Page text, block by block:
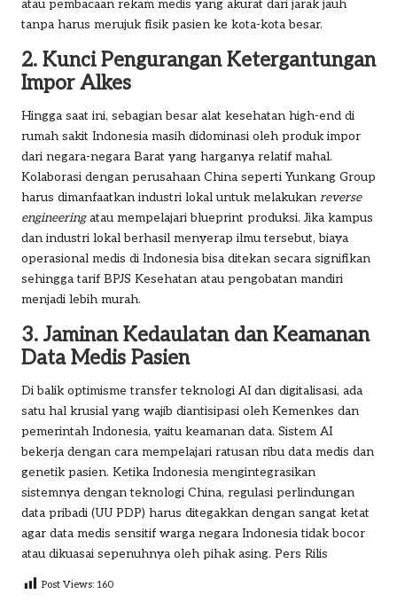
atau pembacaan rekam medis yang akurat dari jarak jauh
tanpa harus merujuk fisik pasien ke kota-kota besar.
2. Kunci Pengurangan Ketergantungan
Impor Alkes
Hingga saat ini, sebagian besar alat kesehatan high-end di
rumah sakit Indonesia masih didominasi oleh produk impor
dari negara-negara Barat yang harganya relatif mahal.
Kolaborasi dengan perusahaan China seperti Yunkang Group
harus dimanfaatkan industri lokal untuk melakukan reverse
engineeringatau mempelajari blueprint produksi. Jika kampus
dan industri lokal berhasil menyerap ilmu tersebut, biaya
operasional medis di Indonesia bisa ditekan secara signifikan
sehingga tarif BPJS Kesehatan atau pengobatan mandiri
menjadi lebih murah.
3. Jaminan Kedaulatan dan Keamanan
Data Medis Pasien
Di balik optimisme transfer teknologi AI dan digitalisasi, ada
satu hal krusial yang wajib diantisipasi oleh Kemenkes dan
pemerintah Indonesia, yaitu keamanan data. Sistem AI
bekerja dengan cara mempelajari ratusan ribu data medis dan
genetik pasien. Ketika Indonesia mengintegrasikan
sistemnya dengan teknologi China, regulasi perlindungan
data pribadi (UU PDP) harus ditegakkan dengan sangat ketat
agar data medis sensitif warga negara Indonesia tidak bocor
atau dikuasai sepenuhnya oleh pihak asing. Pers Rilis
Post Views: 160